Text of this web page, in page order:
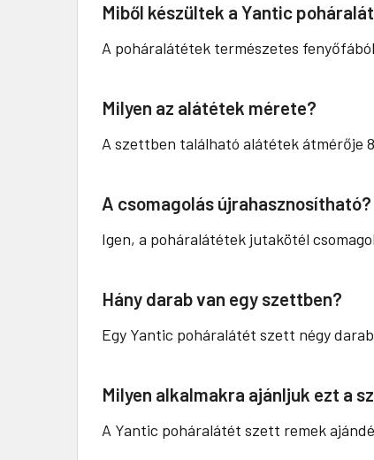
Miből készültek a Yantic
A poháralátétek természetes
Milyen az alátétek mérete?
A szettben található alátétek átmérője
A csomagolás újrahasznosítható?
Igen, a poháralátétek jutakötél
Hány darab van egy szettben?
Egy Yantic poháralátét szett négy
Milyen alkalmakra ajánljuk ezt a
A Yantic poháralátét szett remek